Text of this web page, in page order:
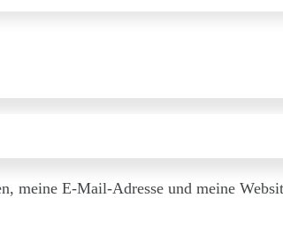
meine E-Mail-Adresse und meine